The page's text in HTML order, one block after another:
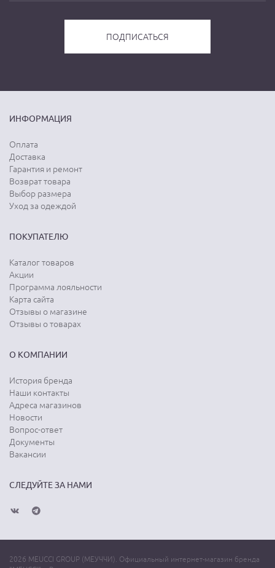
ИНФОРМАЦИЯ
Оплата
Доставка
Гарантия и ремонт
Возврат товара
Выбор размера
Уход за одеждой
ПОКУПАТЕЛЮ
Каталог товаров
Акции
Программа лояльности
Карта сайта
Отзывы о магазине
Отзывы о товарах
О КОМПАНИИ
История бренда
Наши контакты
Адреса магазинов
Новости
Вопрос-ответ
Документы
Вакансии
СЛЕДУЙТЕ ЗА НАМИ
2026 MEUCCI GROUP (МЕУЧЧИ). Официальный интернет-магазин бренда